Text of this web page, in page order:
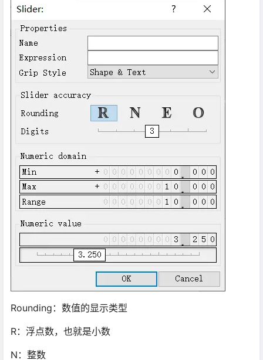
Rounding：数值的显示类型
R：浮点数，也就是小数
N：整数